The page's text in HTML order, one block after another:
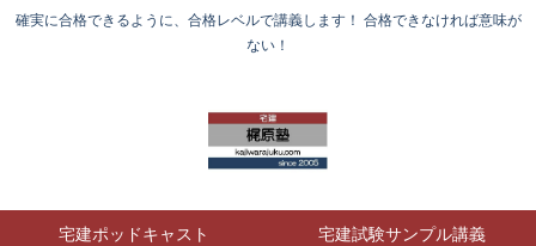
確実に合格できるように、合格レベルで講義します！ 合格できなければ意味が
ない！
宅建ポッドキャスト 宅建試験サンプル講義